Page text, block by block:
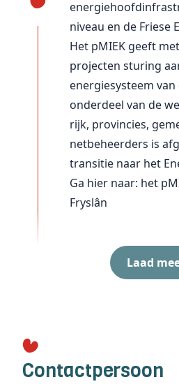
niveau en de Friese
Het pMIEK geeft
projecten sturing
energiesysteem
onderdeel van de
rijk, provincies,
netbeheerders is
transitie naar het
Ga hier naar: het
Fryslân
Laad
Contactpersoon